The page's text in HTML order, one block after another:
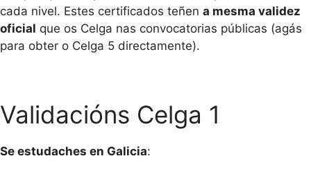
cada nivel. Estes certificados teñen a mesma validez
oficial que os Celga nas convocatorias públicas (agás
para obter o Celga 5 directamente).
Validacións Celga 1
Se estudaches en Galicia: